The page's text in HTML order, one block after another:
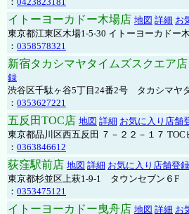
イトーヨーカドー木場店 地図 詳細 お
東京都江東区木場1-5-30 イトーヨーカドー
： 0358578321
新宿タカシマヤタイムズスクエア店
録
渋谷区千駄ヶ谷5丁目24番2号 タカシマヤ
： 0353627221
五反田TOC店 地図 詳細 お気に入り店舗
東京都品川区西五反田 ７－２２－１７ TOC
： 0363846612
荻窪駅前店 地図 詳細 お気に入り店舗登録
東京都杉並区上萩1-9-1 タウンセブン６F
： 0353475121
イトーヨーカドー曳舟店 地図 詳細 お